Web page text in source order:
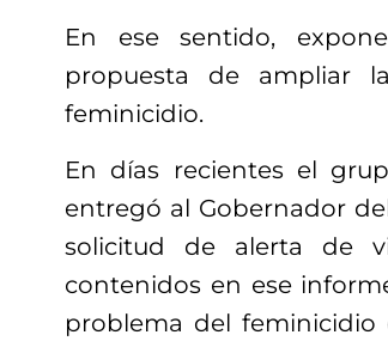
En ese sentido,
propuesta de ampliar
feminicidio.
En días recientes el
entregó al Gobernador
solicitud de alerta de
contenidos en ese
problema del feminicidio